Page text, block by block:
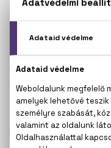
SKIL
Parfümös testpermet
250 ml
3.900 Ft